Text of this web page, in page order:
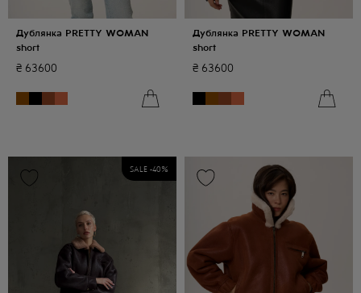
Дублянка PRETTY WOMAN
short
₴ 63600
Дублянка PRETTY WOMAN
short
₴ 63600
SALE -40 %